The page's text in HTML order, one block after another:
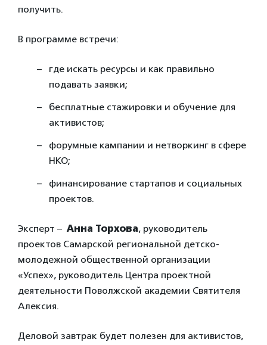
получить.
В программе встречи:
где искать ресурсы и как правильно
подавать заявки;
бесплатные стажировки и обучение для
активистов;
форумные кампании и нетворкинг в сфере
НКО;
финансирование стартапов и социальных
проектов.
Эксперт – Анна Торхова, руководитель
проектов Самарской региональной детско-
молодежной общественной организации
«Успех», руководитель Центра проектной
деятельности Поволжской академии Святителя
Алексия.
Деловой завтрак будет полезен для активистов,